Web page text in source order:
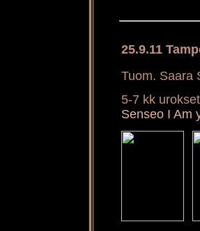
25.9.11
Tuom. Saara
5-7 kk urokset
Senseo I Am